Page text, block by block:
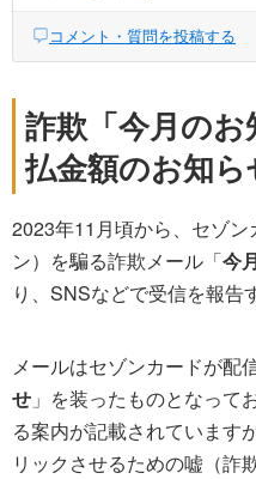
コメント・質問を投稿する
詐欺「今月の
払金額のお知
2023年11月頃から、セゾ
ン）を騙る詐欺メール「今
り、SNSなどで受信を報告
メールはセゾンカードが配
せ 」を装ったものとなって
る案内が記載されています
リックさせるための嘘（詐